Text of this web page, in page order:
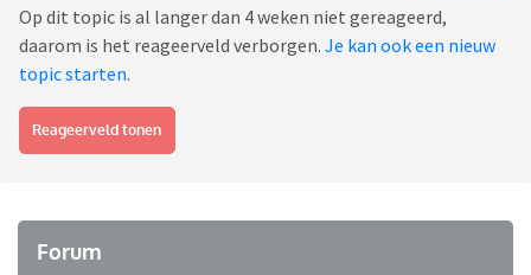
Op dit topic is al langer dan 4 weken niet gereageerd,
daarom is het reageerveld verborgen. Je kan ook een nieuw
topic starten.
Reageerveld tonen
Forum